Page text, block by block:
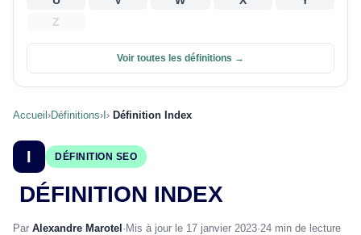
Z
Voir toutes les définitions →
Accueil ›Définitions› › Définition Index
I DÉFINITION SEO
DÉFINITION INDEX
Par Alexandre Marotel · Mis à jour le 17 janvier 2023·24 min de lecture